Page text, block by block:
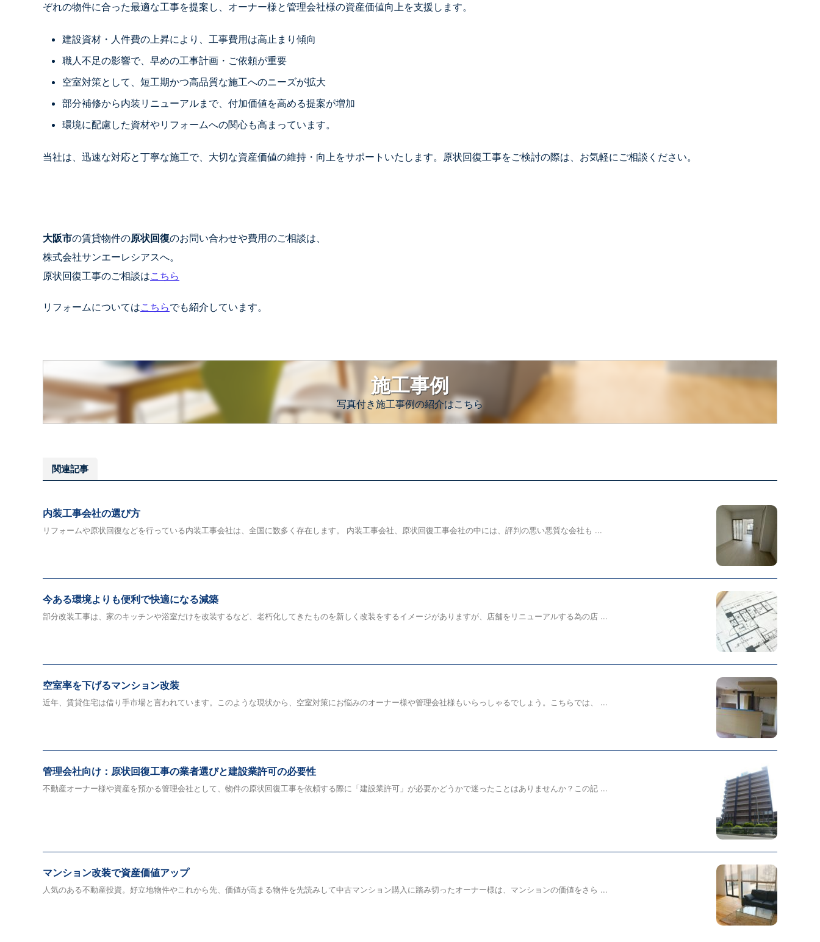
ぞれの物件に合った最適な工事を提案し、オーナー様と管理会社様の資産価値向上を支援します。
建設資材・人件費の上昇により、工事費用は高止まり傾向
職人不足の影響で、早めの工事計画・ご依頼が重要
空室対策として、短工期かつ高品質な施工へのニーズが拡大
部分補修から内装リニューアルまで、付加価値を高める提案が増加
環境に配慮した資材やリフォームへの関心も高まっています。
当社は、迅速な対応と丁寧な施工で、大切な資産価値の維持・向上をサポートいたします。原状回復工事をご検討の際は、お気軽にご相談ください。
大阪市の賃貸物件の原状回復のお問い合わせや費用のご相談は、
株式会社サンエーレシアスへ。
原状回復工事のご相談はこちら
リフォームについてはこちらでも紹介しています。
施工事例
写真付き施工事例の紹介はこちら
関連記事
内装工事会社の選び方
リフォームや原状回復などを行っている内装工事会社は、全国に数多く存在します。 内装工事会社、原状回復工事会社の中には、評判の悪い悪質な会社も ...
今ある環境よりも便利で快適になる減築
部分改装工事は、家のキッチンや浴室だけを改装するなど、老朽化してきたものを新しく改装をするイメージがありますが、店舗をリニューアルする為の店 ...
空室率を下げるマンション改装
近年、賃貸住宅は借り手市場と言われています。このような現状から、空室対策にお悩みのオーナー様や管理会社様もいらっしゃるでしょう。こちらでは、 ...
管理会社向け：原状回復工事の業者選びと建設業許可の必要性
不動産オーナー様や資産を預かる管理会社として、物件の原状回復工事を依頼する際に「建設業許可」が必要かどうかで迷ったことはありませんか？この記 ...
マンション改装で資産価値アップ
人気のある不動産投資。好立地物件やこれから先、価値が高まる物件を先読みして中古マンション購入に踏み切ったオーナー様は、マンションの価値をさら ...